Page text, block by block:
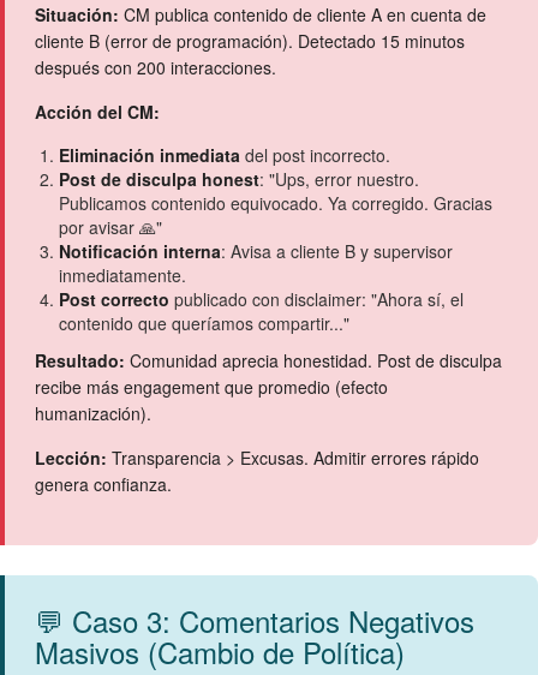
Situación: CM publica contenido de cliente A en cuenta de
cliente B (error de programación). Detectado 15 minutos
después con 200 interacciones.
Acción del CM:
Eliminación inmediata del post incorrecto.
Post de disculpa honest: "Ups, error nuestro.
Publicamos contenido equivocado. Ya corregido. Gracias
por avisar 🙏"
Notificación interna: Avisa a cliente B y supervisor
inmediatamente.
Post correcto publicado con disclaimer: "Ahora sí, el
contenido que queríamos compartir..."
Resultado: Comunidad aprecia honestidad. Post de disculpa
recibe más engagement que promedio (efecto
humanización).
Lección: Transparencia > Excusas. Admitir errores rápido
genera confianza.
💬 Caso 3: Comentarios Negativos
Masivos (Cambio de Política)